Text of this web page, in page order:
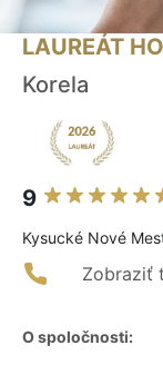
LAUREÁT
Korela
9
Kysucké Nové
Zobraziť
O spoločnosti: